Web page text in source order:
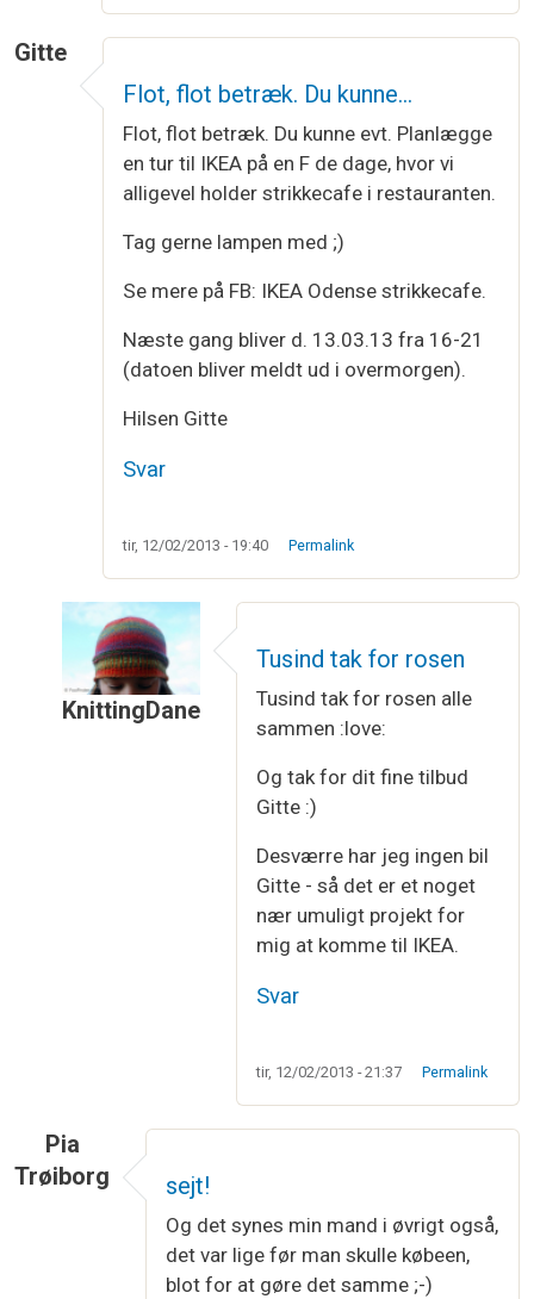
Gitte
Flot, flot betræk. Du kunne…
Flot, flot betræk. Du kunne evt. Planlægge
en tur til IKEA på en F de dage, hvor vi
alligevel holder strikkecafe i restauranten.
Tag gerne lampen med ;)
Se mere på FB: IKEA Odense strikkecafe.
Næste gang bliver d. 13.03.13 fra 16-21
(datoen bliver meldt ud i overmorgen).
Hilsen Gitte
Svar
tir, 12/02/2013 - 19:40 Permalink
KnittingDane
Flot, flot betræk. Du kunne…
Tusind tak for rosen
Tusind tak for rosen alle
sammen :love:
Og tak for dit fine tilbud
Gitte :)
Desværre har jeg ingen bil
Gitte - så det er et noget
nær umuligt projekt for
mig at komme til IKEA.
Svar
tir, 12/02/2013 - 21:37 Permalink
Pia
Trøiborg
sejt!
Og det synes min mand i øvrigt også,
det var lige før man skulle købeen,
blot for at gøre det samme ;-)